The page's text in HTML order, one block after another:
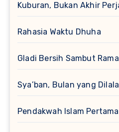
Kuburan, Bukan Akhir
Rahasia Waktu Dhuha
Gladi Bersih Sambut
Sya’ban, Bulan yang
Pendakwah Islam